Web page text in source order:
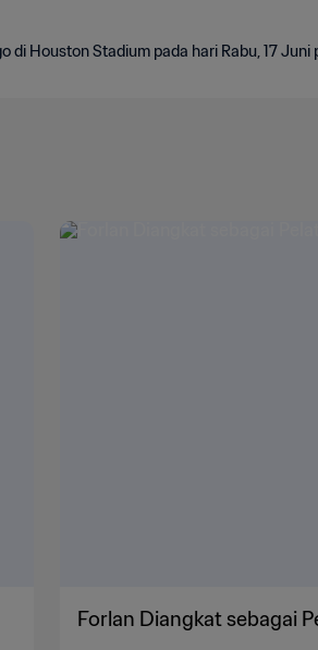
Houston Stadium pada hari Rabu, 17
Forlan Diangkat sebagai